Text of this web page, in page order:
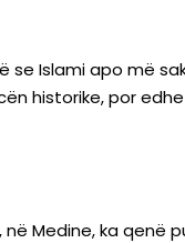
Islami apo më
historike, por
Medine, ka qenë